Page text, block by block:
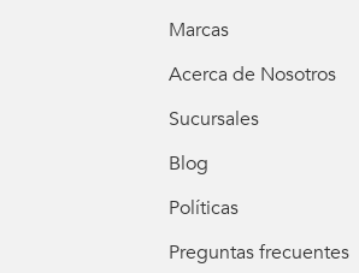
Marcas
Acerca de Nosotros
Sucursales
Blog
Políticas
Preguntas frecuentes